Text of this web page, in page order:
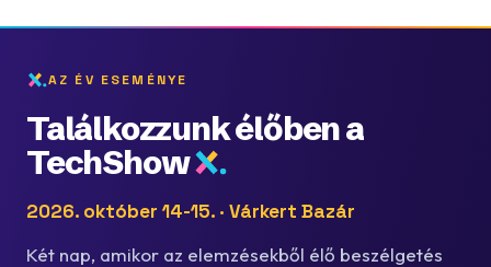
AZ ÉV ESEMÉNYE
Találkozzunk élőben a
TechShow
2026. október 14-15. · Várkert Bazár
Két nap, amikor az elemzésekből élő beszélgetés